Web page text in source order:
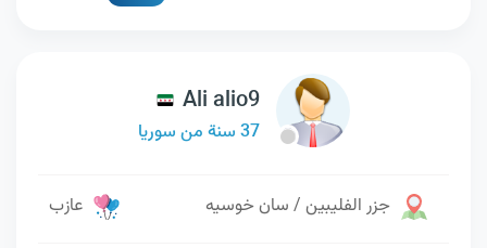
Ali alio9
37 سنة من سوريا
جزر الفليبين / سان خوسيه عازب